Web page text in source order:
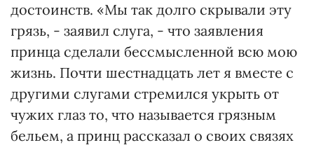
достоинств. «Мы так долго скрывали эту
грязь, - заявил слуга, - что заявления
принца сделали бессмысленной всю мою
жизнь. Почти шестнадцать лет я вместе с
другими слугами стремился укрыть от
чужих глаз то, что называется грязным
бельем, а принц рассказал о своих связях